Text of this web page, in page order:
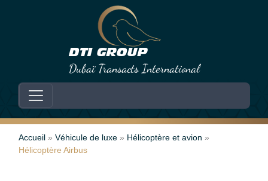
DTI GROUP
Dubaï Transacts International
Skip to primary content
Skip to footer content
Accueil » Véhicule de luxe » Hélicoptère et avion »
Hélicoptère Airbus